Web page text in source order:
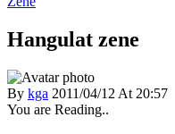
Hangulat zene
By kga 2011/04/12 At 20:57
You are Reading..